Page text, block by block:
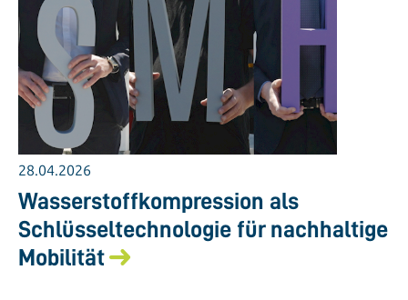
28.04.2026
Wasserstoffkompression als
Schlüsseltechnologie für nachhaltige
Mobilität